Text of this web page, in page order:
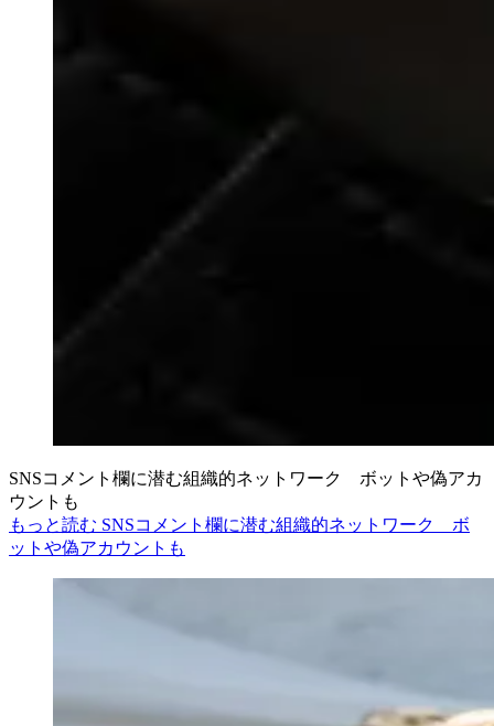
SNSコメント欄に潜む組織的ネットワーク ボットや偽アカ
ウントも
もっと読む SNSコメント欄に潜む組織的ネットワーク ボ
ットや偽アカウントも